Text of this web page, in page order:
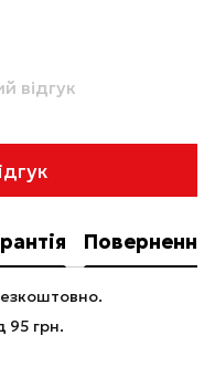
відгук
Повернення
95 грн.